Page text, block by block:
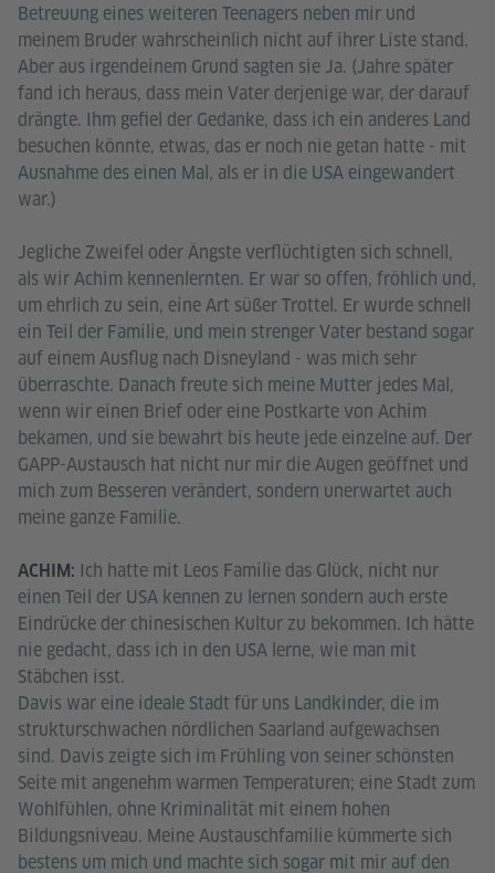
Betreuung eines weiteren Teenagers neben mir und
meinem Bruder wahrscheinlich nicht auf ihrer Liste stand.
Aber aus irgendeinem Grund sagten sie Ja. (Jahre später
fand ich heraus, dass mein Vater derjenige war, der darauf
drängte. Ihm gefiel der Gedanke, dass ich ein anderes Land
besuchen könnte, etwas, das er noch nie getan hatte - mit
Ausnahme des einen Mal, als er in die USA eingewandert
war.)
Jegliche Zweifel oder Ängste verflüchtigten sich schnell,
als wir Achim kennenlernten. Er war so offen, fröhlich und,
um ehrlich zu sein, eine Art süßer Trottel. Er wurde schnell
ein Teil der Familie, und mein strenger Vater bestand sogar
auf einem Ausflug nach Disneyland - was mich sehr
überraschte. Danach freute sich meine Mutter jedes Mal,
wenn wir einen Brief oder eine Postkarte von Achim
bekamen, und sie bewahrt bis heute jede einzelne auf. Der
GAPP-Austausch hat nicht nur mir die Augen geöffnet und
mich zum Besseren verändert, sondern unerwartet auch
meine ganze Familie.
ACHIM: Ich hatte mit Leos Familie das Glück, nicht nur
einen Teil der USA kennen zu lernen sondern auch erste
Eindrücke der chinesischen Kultur zu bekommen. Ich hätte
nie gedacht, dass ich in den USA lerne, wie man mit
Stäbchen isst.
Davis war eine ideale Stadt für uns Landkinder, die im
strukturschwachen nördlichen Saarland aufgewachsen
sind. Davis zeigte sich im Frühling von seiner schönsten
Seite mit angenehm warmen Temperaturen; eine Stadt zum
Wohlfühlen, ohne Kriminalität mit einem hohen
Bildungsniveau. Meine Austauschfamilie kümmerte sich
bestens um mich und machte sich sogar mit mir auf den